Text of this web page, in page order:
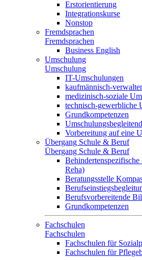
Erstorientierung
Integrationskurse
Nonstop
Fremdsprachen
Fremdsprachen
Business English
Umschulung
Umschulung
IT-Umschulungen
kaufmännisch-
medizinisch-soziale
technisch-gewerbliche
Grundkompetenzen
Vorbereitung auf eine
Übergang Schule & Beruf
Übergang Schule & Beruf
Reha)
Beratungsstelle
Berufsvorbereitende
Grundkompetenzen
Fachschulen
Fachschulen
Fachschulen für
Fachschulen für